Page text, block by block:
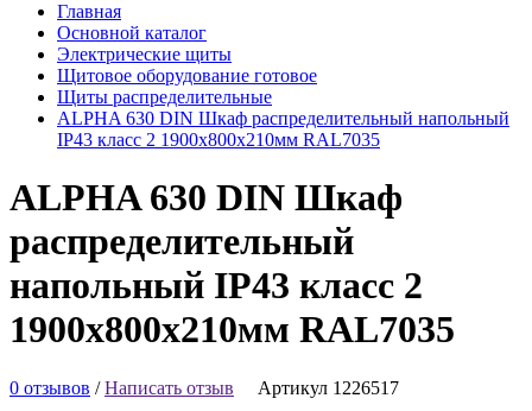
Главная
Основной каталог
Электрические щиты
Щитовое оборудование готовое
Щиты распределительные
ALPHA 630 DIN Шкаф распределительный напольный
IP43 класс 2 1900х800х210мм RAL7035
ALPHA 630 DIN Шкаф
распределительный
напольный IP43 класс 2
1900х800х210мм RAL7035
0 отзывов /Написать отзыв Артикул 1226517